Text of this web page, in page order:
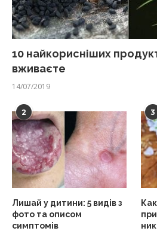
10 найкорисніших
вживаєте
14/07/2019
2
Лишай у дитини: 5 видів з
фото та описом
симптомів
3